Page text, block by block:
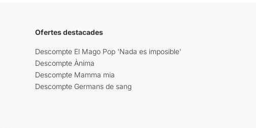
Ofertes destacades
Descompte El Mago Pop 'Nada es imposible'
Descompte Ànima
Descompte Mamma mia
Descompte Germans de sang